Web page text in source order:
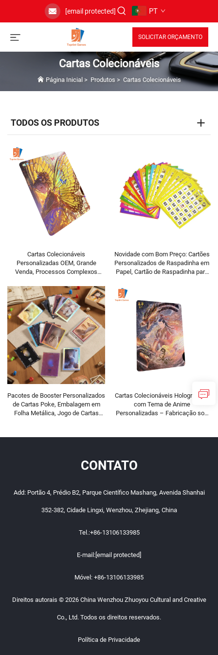
[email protected] PT
SOLICITAR ORÇAMENTO
Cartas Colecionáveis
Página Inicial > Produtos > Cartas Colecionáveis
TODOS OS PRODUTOS
Cartas Colecionáveis
Personalizadas OEM, Grande
Venda, Processos Complexos
Alta Qualidade para Presente
Novidade com Bom Preço: Cartões
Personalizados de Raspadinha em
Papel, Cartão de Raspadinha para
Pacotes de Booster Personalizados
de Cartas Poke, Embalagem em
Folha Metálica, Jogo de Cartas
Cartas Colecionáveis Holográficas
com Tema de Anime
Personalizadas – Fabricação sob
CONTATO
Add: Portão 4, Prédio B2, Parque Científico Mashang, Avenida Shanhai
352-382, Cidade Lingxi, Wenzhou, Zhejiang, China
Tel.:+86-13106133985
E-mail: [email protected]
Móvel: +86-13106133985
Direitos autorais © 2026 China Wenzhou Zhuoyou Cultural and Creative
Co., Ltd. Todos os direitos reservados.
Política de Privacidade